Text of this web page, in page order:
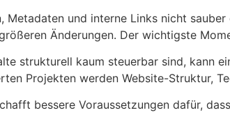
Metadaten und interne Links nicht
Änderungen. Der wichtigste
strukturell kaum steuerbar sind, kann
Projekten werden Website-Struktur,
bessere Voraussetzungen dafür,